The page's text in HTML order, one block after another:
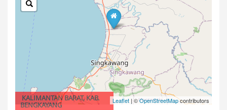
Leaflet | ©OpenStreetMapcontributors
KALIMANTAN BARAT, KAB.
BENGKAYANG